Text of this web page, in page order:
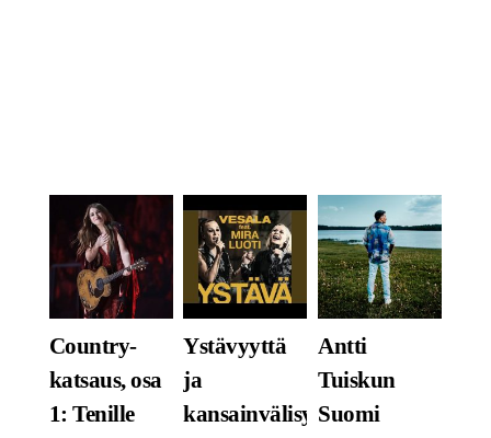
Country-
katsaus, osa
1: Tenille
Ystävyyttä
ja
kansainvälisyyttä.
Antti
Tuiskun
Suomi